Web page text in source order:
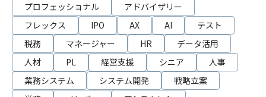
プロフェッショナル
アドバイザリー
フレックス
IPO AX AI
テスト
税務
マネージャー HR
データ活用
人材
PL 経営支援 シニア
人事
業務システム
システム開発
戦略立案